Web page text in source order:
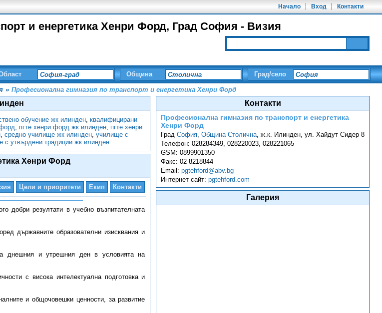
и енергетика Хенри Форд, Град София - Визия
Начало Вход Контакти
Община Град/село
» Професионална гимназия по транспорт и енергетика Хенри Форд
обучение жк илинден, квалифицирани
, пгте хенри форд жк илинден, пгте хенри
, средно училище жк илинден, училище с
с утвърдени традиции жк илинден
Хенри Форд
Цели и приоритети Екип Контакти
добри резултати в учебно възпитателната
държавните образователни изисквания и
днешния и утрешния ден в условията на
с висока интелектуална подготовка и
и общочовешки ценности, за развитие
Контакти
Професионална гимназия по транспорт и енергетика
Хенри Форд
Град София, Община Столична, ж.к. Илинден, ул. Хайдут Сидер 8
Телефон: 028284349, 028220023, 028221065
GSM: 0899901350
Факс: 02 8218844
Email: pgtehford@abv.bg
Интернет сайт: pgtehford.com
Галерия